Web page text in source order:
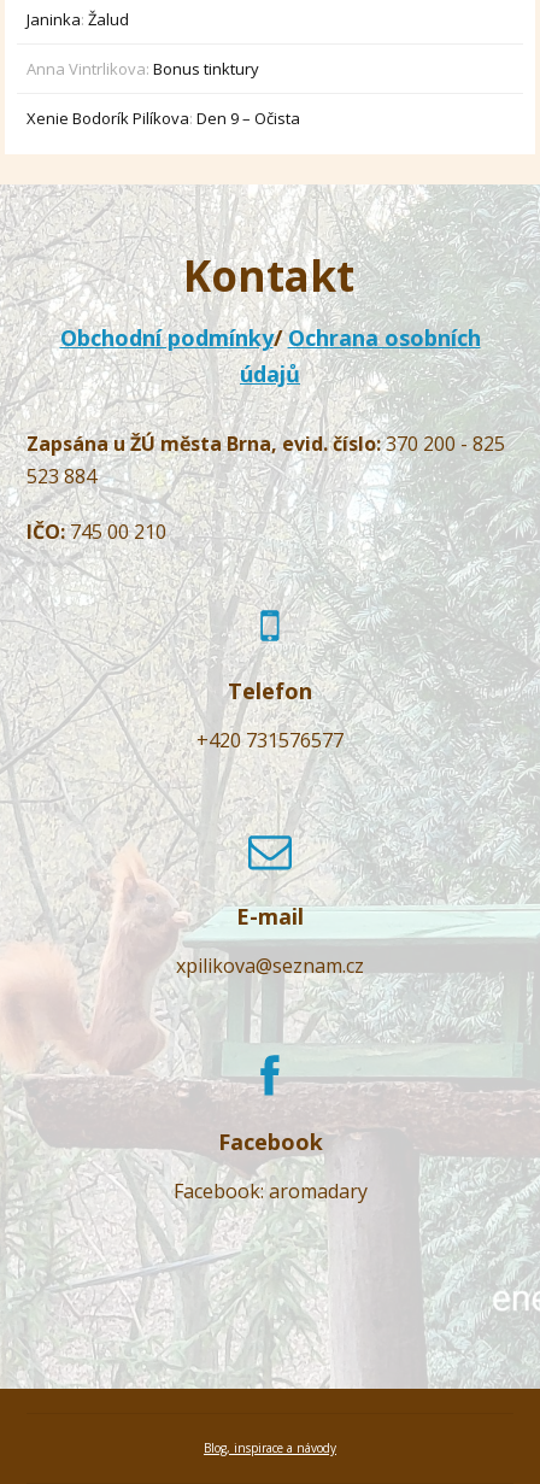
Janinka:Žalud
Anna Vintrlikova:Bonus tinktury
Xenie Bodorík Pilíkova:Den 9 – Očista
Kontakt
Obchodní podmínky/Ochrana osobních
údajů
Zapsána u ŽÚ města Brna, evid. číslo:370 200 - 825
523 884
IČO:745 00 210
Telefon
+420 731576577
E-mail
xpilikova@seznam.cz
Facebook
Facebook: aromadary
Blog, inspirace a návody